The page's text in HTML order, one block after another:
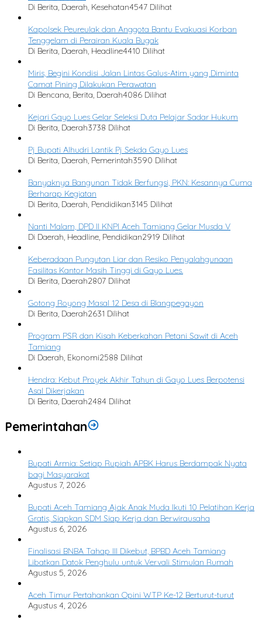
Di Berita, Daerah, Kesehatan4547 Dilihat
Kapolsek Peureulak dan Anggota Bantu Evakuasi Korban
Tenggelam di Perairan Kuala Bugak
Di Berita, Daerah, Headline4410 Dilihat
Miris, Begini Kondisi Jalan Lintas Galus-Atim yang Diminta
Camat Pining Dilakukan Perawatan
Di Bencana, Berita, Daerah4086 Dilihat
Kejari Gayo Lues Gelar Seleksi Duta Pelajar Sadar Hukum
Di Berita, Daerah3738 Dilihat
Pj Bupati Alhudri Lantik Pj Sekda Gayo Lues
Di Berita, Daerah, Pemerintah3590 Dilihat
Banyaknya Bangunan Tidak Berfungsi, PKN: Kesannya Cuma
Berharap Kegiatan
Di Berita, Daerah, Pendidikan3145 Dilihat
Nanti Malam, DPD II KNPI Aceh Tamiang Gelar Musda V
Di Daerah, Headline, Pendidikan2919 Dilihat
Keberadaan Pungutan Liar dan Resiko Penyalahgunaan
Fasilitas Kantor Masih Tinggi di Gayo Lues.
Di Berita, Daerah2807 Dilihat
Gotong Royong Masal 12 Desa di Blangpegayon
Di Berita, Daerah2631 Dilihat
Program PSR dan Kisah Keberkahan Petani Sawit di Aceh
Tamiang
Di Daerah, Ekonomi2588 Dilihat
Hendra: Kebut Proyek Akhir Tahun di Gayo Lues Berpotensi
Asal Dikerjakan
Di Berita, Daerah2484 Dilihat
Pemerintahan
Bupati Armia: Setiap Rupiah APBK Harus Berdampak Nyata
bagi Masyarakat
Agustus 7, 2026
Bupati Aceh Tamiang Ajak Anak Muda Ikuti 10 Pelatihan Kerja
Gratis, Siapkan SDM Siap Kerja dan Berwirausaha
Agustus 6, 2026
Finalisasi BNBA Tahap III Dikebut, BPBD Aceh Tamiang
Libatkan Datok Penghulu untuk Vervali Stimulan Rumah
Agustus 5, 2026
Aceh Timur Pertahankan Opini WTP Ke-12 Berturut-turut
Agustus 4, 2026